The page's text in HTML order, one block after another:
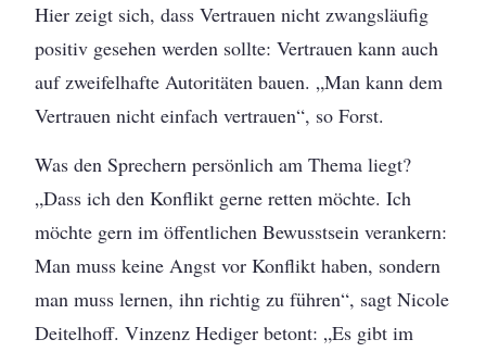
Hier zeigt sich, dass Vertrauen nicht zwangsläufig
positiv gesehen werden sollte: Vertrauen kann auch
auf zweifelhafte Autoritäten bauen. „Man kann dem
Vertrauen nicht einfach vertrauen“, so Forst.
Was den Sprechern persönlich am Thema liegt?
„Dass ich den Konflikt gerne retten möchte. Ich
möchte gern im öffentlichen Bewusstsein verankern:
Man muss keine Angst vor Konflikt haben, sondern
man muss lernen, ihn richtig zu führen“, sagt Nicole
Deitelhoff. Vinzenz Hediger betont: „Es gibt im